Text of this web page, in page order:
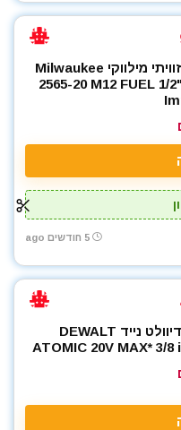
מפתח רטיטה זוויתי מילווקי Milwaukee
2565-20 M12 FUEL 1/
5 חודשים ago
מפתח רטיטה דיוולט נייד DEWALT
ATOMIC 20V MAX* 3/8